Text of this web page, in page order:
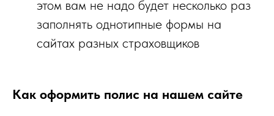
этом вам не надо будет несколько раз
заполнять однотипные формы на
сайтах разных страховщиков
Как оформить полис на нашем сайте